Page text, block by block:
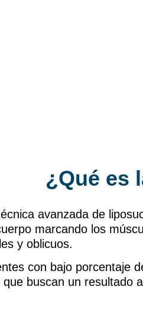
¿Qué es
avanzada de
marcando los
y oblicuos.
con bajo porcentaje
buscan un resultado